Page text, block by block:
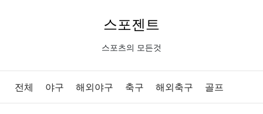
스포젠트
스포츠의 모든것
전체 야구 해외야구 축구 해외축구 골프